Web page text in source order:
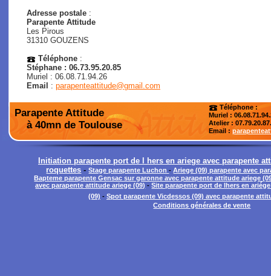
Adresse postale :
Parapente Attitude
Les Pirous
31310 GOUZENS
Téléphone :
Stéphane : 06.73.95.20.85
Muriel : 06.08.71.94.26
Email
: parapenteattitude@gmail.com
Parapente Attitude
à 40mn de Toulouse
Téléphone :
Muriel :
Atelier:
Email :
Initiation parapente port de l hers en ariege avec parapente
roquettes -Stage parapente Luchon-Ariege (09) parapente avec
Bapteme parapente Gensac sur garonne avec parapente attitude ariege
avec parapente attitude ariege (09) -Site parapente port de lhers en
(09) - Spot parapente Vicdessos (09) avec parapente
Conditions générales de vente